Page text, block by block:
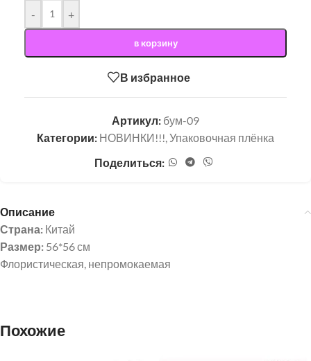
- +
в корзину
В избранное
Артикул: бум-09
Категории: НОВИНКИ!!!,Упаковочная плёнка
Поделиться:
Описание
Страна: Китай
Размер: 56*56 см
Флористическая, непромокаемая
Похожие